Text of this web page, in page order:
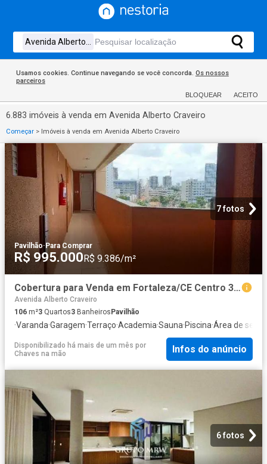
Usamos cookies. Continue navegando se você concorda. Os nossos
parceiros
BLOQUEAR ACEITO
6.883 imóveis à venda em Avenida Alberto Craveiro
Começar > Imóveis à venda em Avenida Alberto Craveiro
7 fotos
Pavilhão· Para Comprar
R$ 995.000R$ 9.386/m²
Cobertura para Venda em Fortaleza/CE Centro 3 Quartos
Avenida Alberto Craveiro
106 m²3 Quartos3 BanheirosPavilhão
·Varanda·Garagem·Terraço·Academia·Sauna·Piscina·Área de
Disponibilizado há mais de um mês por
Chaves na mão
Infos do anúncio
6 fotos